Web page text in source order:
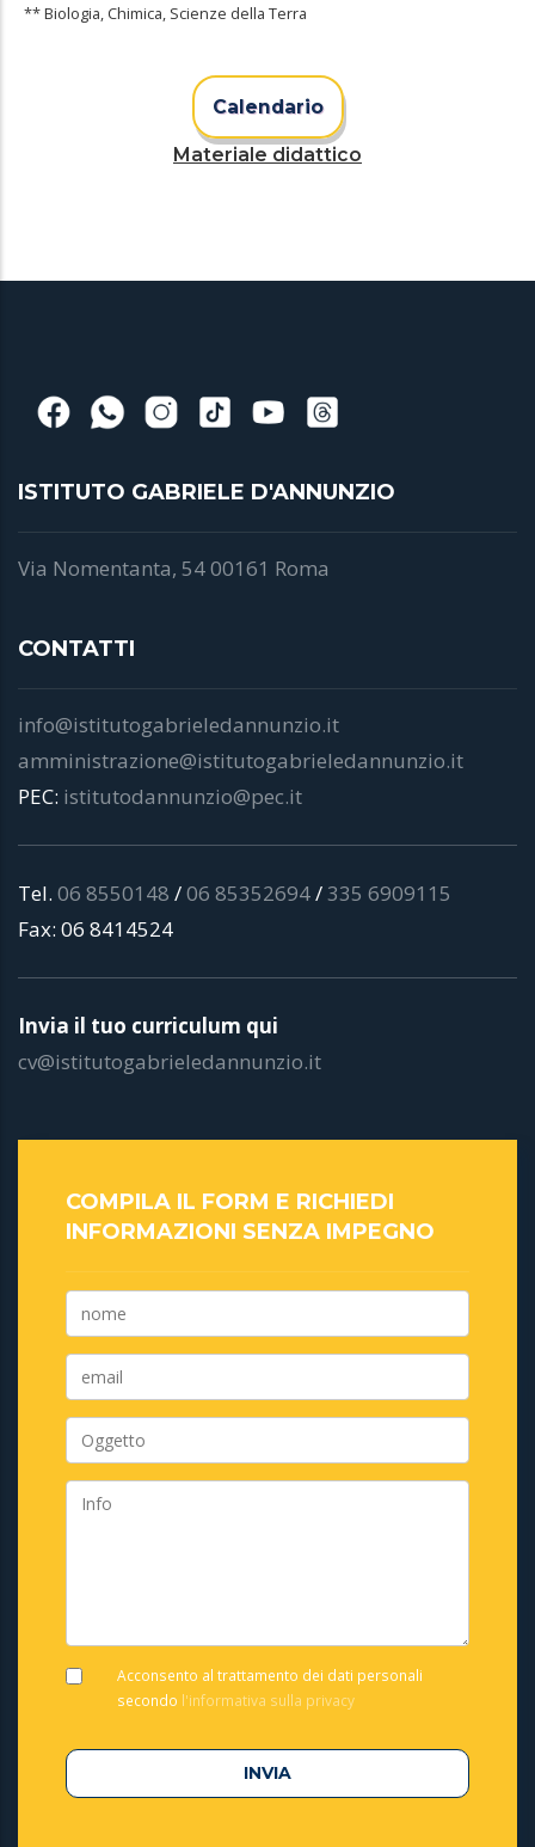
** Biologia, Chimica, Scienze della Terra
Calendario
Materiale didattico
ISTITUTO GABRIELE D'ANNUNZIO
Via Nomentanta, 54 00161 Roma
CONTATTI
info@istitutogabrieledannunzio.it
amministrazione@istitutogabrieledannunzio.it
PEC: istitutodannunzio@pec.it
Tel. 06 8550148 /06 85352694/335 6909115
Fax: 06 8414524
Invia il tuo curriculum qui
cv@istitutogabrieledannunzio.it
COMPILA IL FORM E RICHIEDI
INFORMAZIONI SENZA IMPEGNO
Acconsento al trattamento dei dati personali
secondo l'informativa sulla privacy